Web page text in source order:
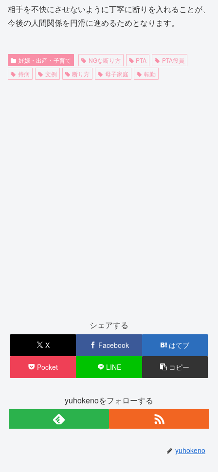
相手を不快にさせないように丁寧に断りを入れることが、
今後の人間関係を円滑に進めるためとなります。
妊娠・出産・子育て NGな断り方 PTA
PTA役員
持病
文例 断り方 母子家庭 転勤
シェアする
X Facebook はてブ
Pocket LINE コピー
yuhokenoをフォローする
yuhokeno